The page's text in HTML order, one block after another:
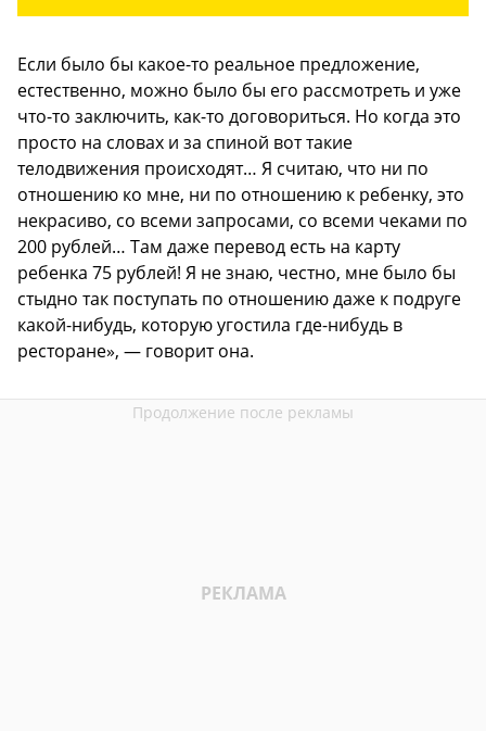
Если было бы какое-то реальное предложение,
естественно, можно было бы его рассмотреть и уже
что-то заключить, как-то договориться. Но когда это
просто на словах и за спиной вот такие
телодвижения происходят… Я считаю, что ни по
отношению ко мне, ни по отношению к ребенку, это
некрасиво, со всеми запросами, со всеми чеками по
200 рублей… Там даже перевод есть на карту
ребенка 75 рублей! Я не знаю, честно, мне было бы
стыдно так поступать по отношению даже к подруге
какой-нибудь, которую угостила где-нибудь в
ресторане», — говорит она.